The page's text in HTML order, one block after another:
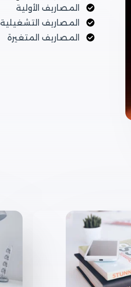
المصاريف الأولية
المصاريف التشغيلية
المصاريف المتغيرة